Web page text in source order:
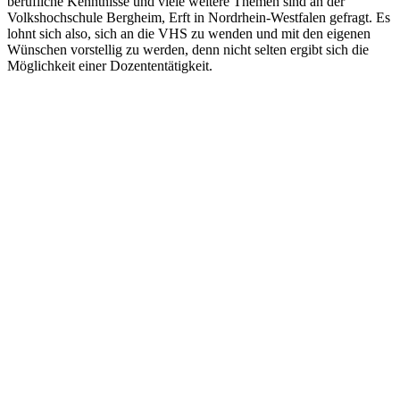
Volkshochschule Bergheim, Erft in Nordrhein-Westfalen gefragt. Es
lohnt sich also, sich an die VHS zu wenden und mit den eigenen
Wünschen vorstellig zu werden, denn nicht selten ergibt sich die
Möglichkeit einer Dozententätigkeit.